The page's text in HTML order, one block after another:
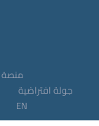
منصة
جولة افتراضية
EN